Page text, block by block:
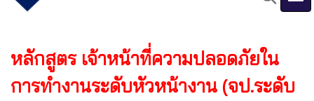
หลักสูตร เจ้าหน้าที่ความปลอดภัยใน
การทำงานระดับหัวหน้างาน (จป.ระดับ